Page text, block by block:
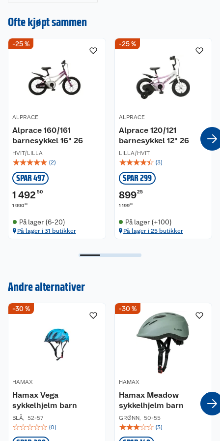
trenger å vite når
du kjøper
sykkelhjelm.
Ofte kjøpt sammen
-25 %
ALPRACE
Alprace 160/161
barnesykkel 16" 26
HVIT/LILLA
☆☆☆☆☆ (2)
SPAR 497
1 492 50
1 99000
På lager (6-20)
På lager i 31 butikker
-25 %
ALPRACE
Alprace 120/121
barnesykkel 12" 26
LILLA/HVIT
☆☆☆☆☆ (3)
SPAR 299
89925
1 19900
På lager (+100)
På lager i 25 butikker
Andre alternativer
-30 %
HAMAX
Hamax Vega
sykkelhjelm barn
BLÅ 52-57
☆☆☆☆☆ (0)
-30 %
HAMAX
Hamax Meadow
sykkelhjelm barn
GRØNN, 50-55
☆☆☆☆☆ (3)
Om oss
Våre butikker
Våre merkevarer
Coop kjeder
Ledige stillinger
Kundeservice
Kontakt oss
Angre- og returrett
Reklamasjon og garanti
Ofte stilte spørsmål
Betalingsalternativer
Leveringsalternativer
Åpent kjøp